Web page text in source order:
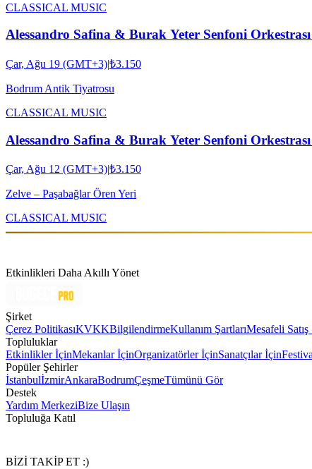
CLASSICAL MUSIC
Alessandro Safina & Burak Yeter Senfoni
Çar, Ağu 19 (GMT+3)|₺3.150
Bodrum Antik Tiyatrosu
CLASSICAL MUSIC
Alessandro Safina & Burak Yeter Senfoni
Çar, Ağu 12 (GMT+3)|₺3.150
Zelve – Paşabağlar Ören Yeri
CLASSICAL MUSIC
Etkinlikleri Daha Akıllı Yönet
Şirket
Çerez PolitikasıKVKKBilgilendirmeKullanım ŞartlarıMesafeli
Topluluklar
Etkinlikler İçinMekanlar İçinOrganizatörler İçinSanatçılar İçin
Popüler Şehirler
İstanbulİzmirAnkaraBodrumÇeşmeTümünü Gör
Destek
Yardım MerkeziBize Ulaşın
Topluluğa Katıl
BİZİ TAKİP ET :)